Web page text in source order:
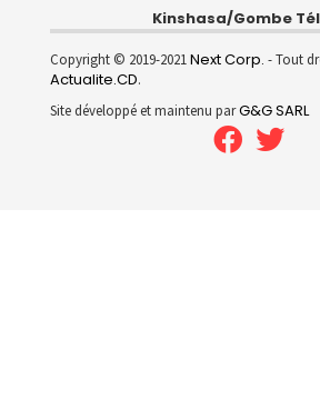
Kinshasa/Gombe
Copyright © 2019-2021Next Corp. - Tout
Actualite.CD.
Site développé et maintenu parG&G SARL